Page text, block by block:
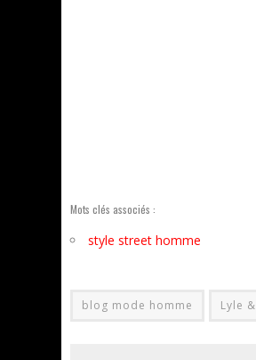
Mots clés associés :
style street homme
blog mode homme Lyle